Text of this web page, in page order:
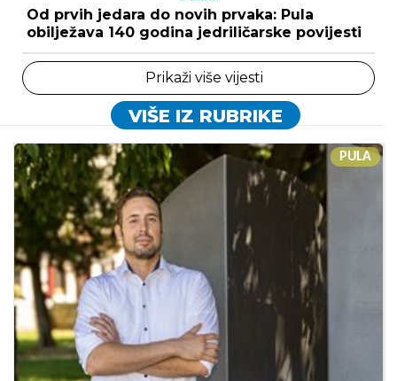
Od prvih jedara do novih prvaka: Pula
obilježava 140 godina jedriličarske povijesti
Prikaži više vijesti
VIŠE IZ RUBRIKE
PULA